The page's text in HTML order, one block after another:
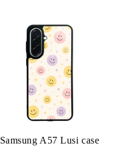
Samsung A57 Lusi case